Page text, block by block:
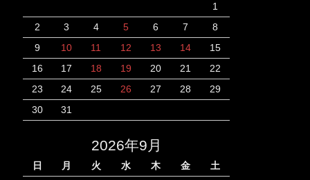
1
2
3 4 5 6 7
8
9
10 11 12 13 14
15
16
17 18 19 20 21
22
23
24 25 26 27 28
29
30
31
2026年9月
日 月 火 水 木 金
土